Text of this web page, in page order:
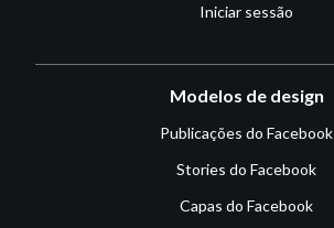
Iniciar sessão
Modelos de design
Publicações do Facebook
Stories do Facebook
Capas do Facebook